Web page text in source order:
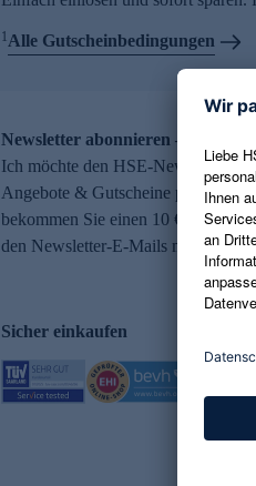
1Alle Gutscheinbedingungen
Newsletter abonnieren – 10 €
Ich möchte den HSE-Newsletter
Angebote & Gutscheine per E-Mail
bekommen Sie einen 10 €
den Newsletter-E-Mails möglich.
Sicher einkaufen